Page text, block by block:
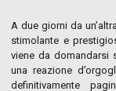
A due giorni da
stimolante e
viene da domandarsi
una reazione
definitivamente